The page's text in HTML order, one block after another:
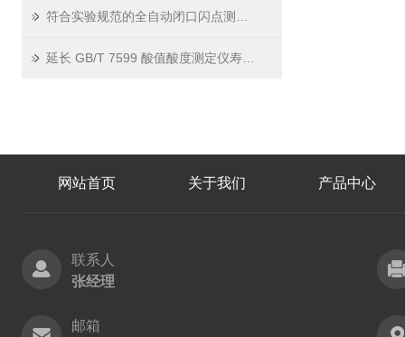
网站首页 关于我们 产品中心
联系人
张经理
邮箱